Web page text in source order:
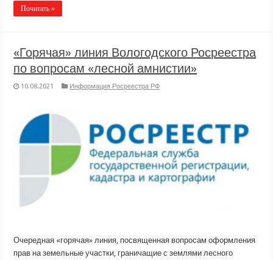
Почитать »
«Горячая» линия Вологодского Росреестра
по вопросам «лесной амнистии»
10.08.2021 Информация Росреестра РФ
Очередная «горячая» линия, посвященная вопросам оформления
прав на земельные участки, граничащие с землями лесного